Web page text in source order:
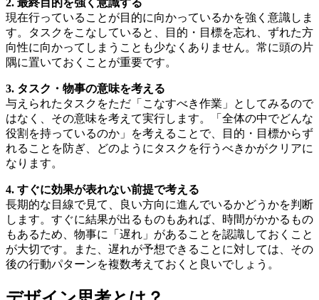
2. 最終目的を強く意識する
現在行っていることが目的に向かっているかを強く意識しま
す。タスクをこなしていると、目的・目標を忘れ、ずれた方
向性に向かってしまうことも少なくありません。常に頭の片
隅に置いておくことが重要です。
3. タスク・物事の意味を考える
与えられたタスクをただ「こなすべき作業」としてみるので
はなく、その意味を考えて実行します。「全体の中でどんな
役割を持っているのか」を考えることで、目的・目標からず
れることを防ぎ、どのようにタスクを行うべきかがクリアに
なります。
4. すぐに効果が表れない前提で考える
長期的な目線で見て、良い方向に進んでいるかどうかを判断
します。すぐに結果が出るものもあれば、時間がかかるもの
もあるため、物事に「遅れ」があることを認識しておくこと
が大切です。また、遅れが予想できることに対しては、その
後の行動パターンを複数考えておくと良いでしょう。